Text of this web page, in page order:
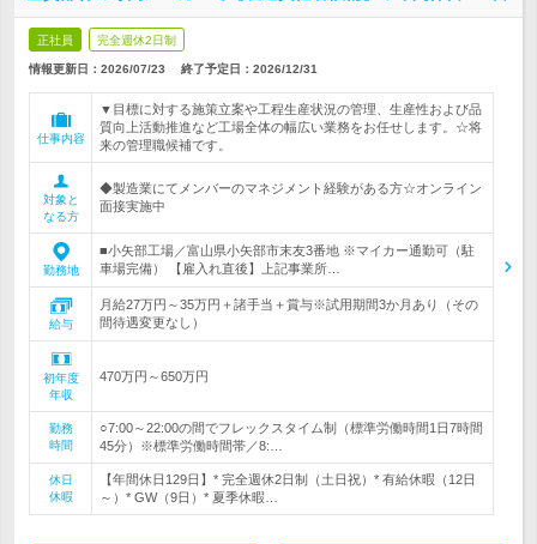
正社員 完全週休2日制
情報更新日：2026/07/23 終了予定日： 2026/12/31
仕事内容
▼目標に対する施策立案や工程生産状況の管理、生産性および品
質向上活動推進など工場全体の幅広い業務をお任せします。☆将
来の管理職候補です。
対象と
なる方
◆製造業にてメンバーのマネジメント経験がある方☆オンライン
面接実施中
勤務地
■小矢部工場／富山県小矢部市末友3番地 ※マイカー通勤可（駐
車場完備） 【雇入れ直後】上記事業所…
給与
月給27万円～35万円＋諸手当＋賞与※試用期間3か月あり（その
間待遇変更なし）
初年度
年収
470万円～650万円
勤務
時間
○7:00～22:00の間でフレックスタイム制（標準労働時間1日7時間
45分）※標準労働時間帯／8:…
休日
休暇
【年間休日129日】* 完全週休2日制（土日祝）* 有給休暇（12日
～）* GW（9日）* 夏季休暇…